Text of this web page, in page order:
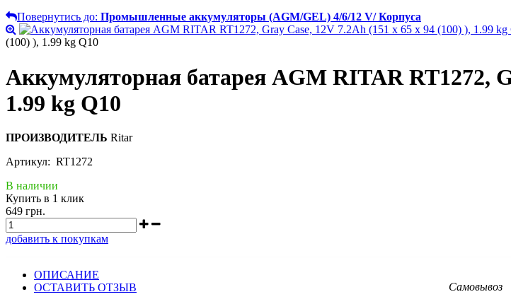
Повернутись до: Промышленные аккумуляторы (AGM/GEL) 4/6/12 V/ Корпуса
(100) ), 1.99 kg Q10
Аккумуляторная батарея AGM RITAR RT1272,
1.99 kg Q10
ПРОИЗВОДИТЕЛЬ Ritar
Артикул: RT1272
В наличии
Купить в 1 клик
649 грн.
добавить к покупкам
Самовывоз
ОПИСАНИЕ
ОСТАВИТЬ ОТЗЫВ